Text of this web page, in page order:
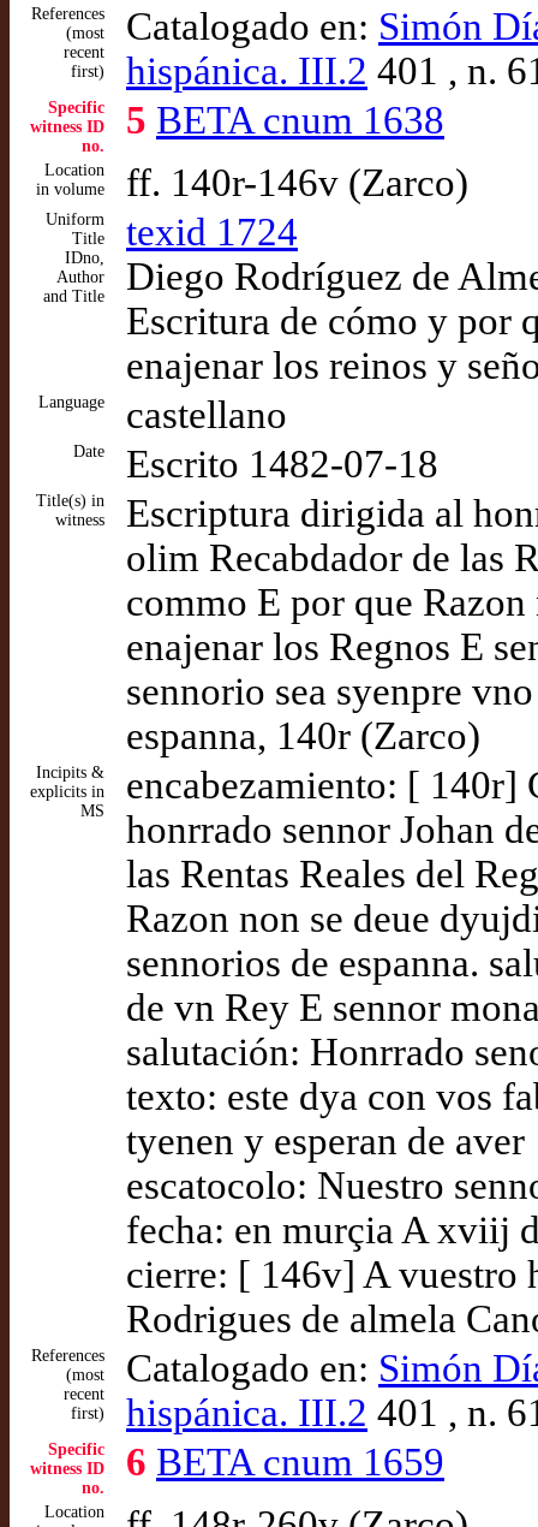
References
(most
recent
first)
Catalogado en: Simón
hispánica. III.2 401 , n.
Specific
witness ID
no.
5 BETA cnum 1638
Location
in volume
ff. 140r-146v (Zarco)
Uniform
Title
IDno,
Author
and Title
texid 1724
Diego Rodríguez de
Escritura de cómo y por
enajenar los reinos y
Language castellano
Date Escrito 1482-07-18
Title(s) in
witness
Escriptura dirigida al
olim Recabdador de las
commo E por que
enajenar los Regnos E
sennorio sea syenpre
espanna, 140r (Zarco)
Incipits &
explicits in
MS
encabezamiento: [ 140r]
honrrado sennor Johan
las Rentas Reales del
Razon non se deue
sennorios de espanna.
de vn Rey E sennor
salutación: Honrrado
texto: este dya con vos
tyenen y esperan de aver
escatocolo: Nuestro
fecha: en murçia A xviij
cierre: [ 146v] A vuestro
Rodrigues de almela
References
(most
recent
first)
Catalogado en: Simón
hispánica. III.2 401 , n.
Specific
witness ID
no.
6 BETA cnum 1659
Location